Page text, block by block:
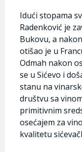
Idući stopama
Radenković je
Bukovu, a
otišao je u
Odmah nakon
se u Sićevo i
stanu na
društvu sa
primitivnim
osećajem za
kvalitetu